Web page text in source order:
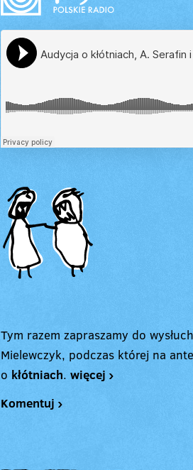
Tym razem zapraszamy do
Mielewczyk, podczas której na
o kłótniach. więcej ›
Komentuj ›